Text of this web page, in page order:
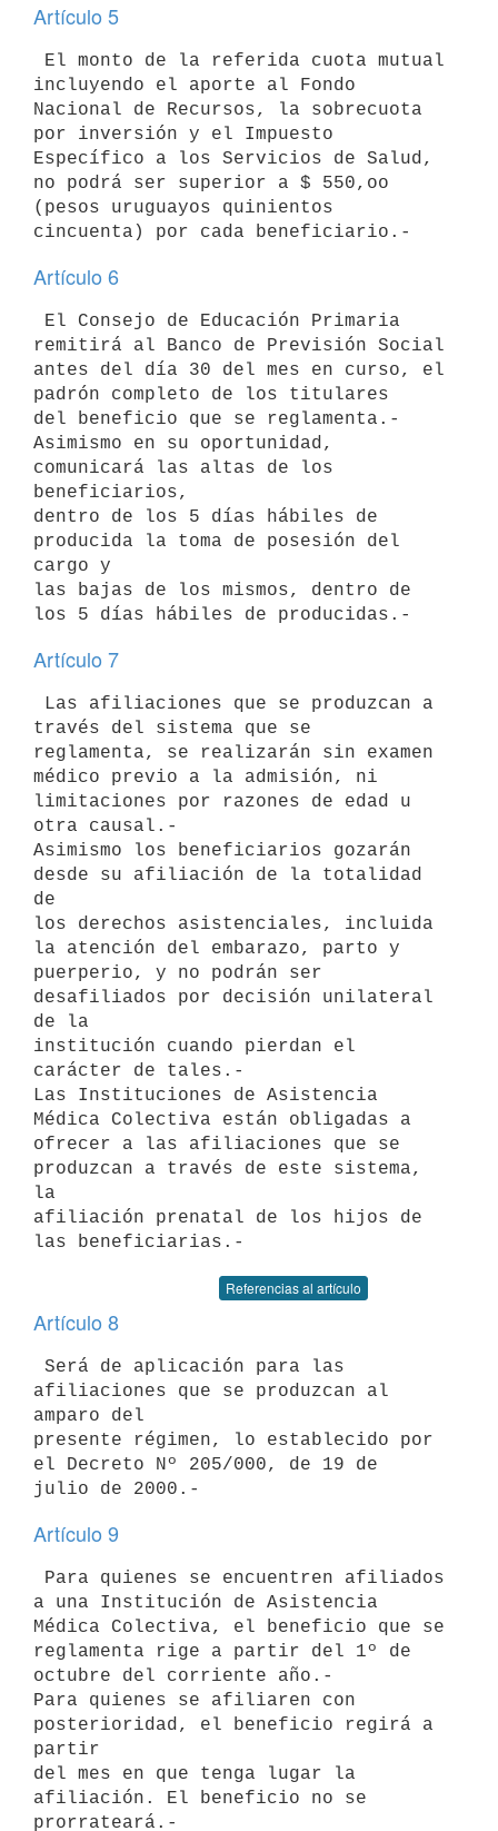
Artículo 5
incluyendo el aporte al Fondo
Nacional de Recursos, la sobrecuota
por inversión y el Impuesto
Específico a los Servicios de Salud,
no podrá ser superior a $ 550,oo
(pesos uruguayos quinientos
Artículo 6
remitirá al Banco de Previsión Social
antes del día 30 del mes en curso, el
padrón completo de los titulares
del beneficio que se reglamenta.-
Asimismo en su oportunidad,
comunicará las altas de los
beneficiarios,
dentro de los 5 días hábiles de
producida la toma de posesión del
cargo y
las bajas de los mismos, dentro de
Artículo 7
través del sistema que se
reglamenta, se realizarán sin examen
médico previo a la admisión, ni
limitaciones por razones de edad u
otra causal.-
Asimismo los beneficiarios gozarán
desde su afiliación de la totalidad
de
los derechos asistenciales, incluida
la atención del embarazo, parto y
puerperio, y no podrán ser
desafiliados por decisión unilateral
de la
institución cuando pierdan el
carácter de tales.-
Las Instituciones de Asistencia
Médica Colectiva están obligadas a
ofrecer a las afiliaciones que se
produzcan a través de este sistema,
la
afiliación prenatal de los hijos de
Referencias al artículo
Artículo 8
afiliaciones que se produzcan al
amparo del
presente régimen, lo establecido por
el Decreto Nº 205/000, de 19 de
Artículo 9
a una Institución de Asistencia
Médica Colectiva, el beneficio que se
reglamenta rige a partir del 1º de
octubre del corriente año.-
Para quienes se afiliaren con
posterioridad, el beneficio regirá a
partir
del mes en que tenga lugar la
afiliación. El beneficio no se